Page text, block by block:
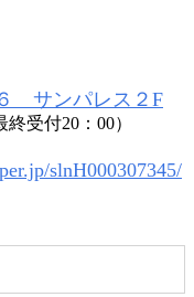
サンパレス２F
受付20：00）
slnH000307345/